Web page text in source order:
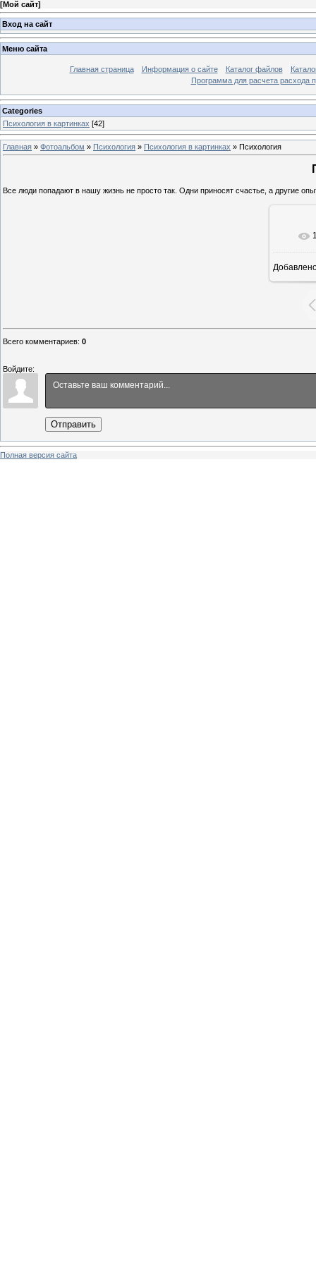
[Мой сайт]
Вход на сайт
Меню сайта
Главная страница Информация о сайте Каталог файлов
Программа для расчета расхода
Categories
Психология в картинках [42]
Главная » Фотоальбом » Психология » Психология в картинках » Психология
Все люди попадают в нашу жизнь не просто так. Одни приносят счастье, а другие
В
Всего комментариев: 0
Войдите:
Отправить
Полная версия сайта